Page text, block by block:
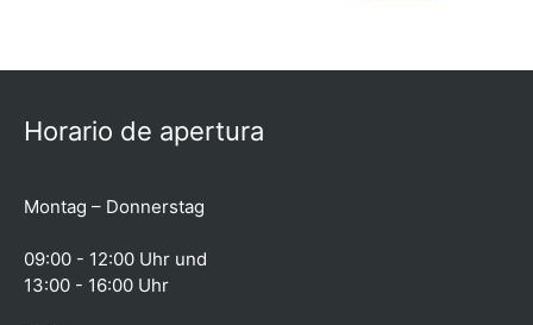
Horario de apertura
Montag – Donnerstag
09:00 - 12:00 Uhr und
13:00 - 16:00 Uhr